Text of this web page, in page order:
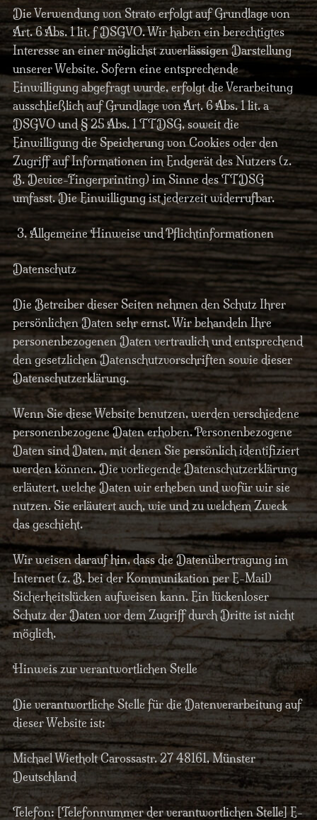
Die Verwendung von Strato erfolgt auf Grundlage von
Art. 6 Abs. 1 lit. f DSGVO. Wir haben ein berechtigtes
Interesse an einer möglichst zuverlässigen Darstellung
unserer Website. Sofern eine entsprechende
Einwilligung abgefragt wurde, erfolgt die Verarbeitung
ausschließlich auf Grundlage von Art. 6 Abs. 1 lit. a
DSGVO und § 25 Abs. 1 TTDSG, soweit die
Einwilligung die Speicherung von Cookies oder den
Zugriff auf Informationen im Endgerät des Nutzers (z.
B. Device-Fingerprinting) im Sinne des TTDSG
umfasst. Die Einwilligung ist jederzeit widerrufbar.
Allgemeine Hinweise und Pflichtinformationen
Datenschutz
Die Betreiber dieser Seiten nehmen den Schutz Ihrer
persönlichen Daten sehr ernst. Wir behandeln Ihre
personenbezogenen Daten vertraulich und entsprechend
den gesetzlichen Datenschutzvorschriften sowie dieser
Datenschutzerklärung.
Wenn Sie diese Website benutzen, werden verschiedene
personenbezogene Daten erhoben. Personenbezogene
Daten sind Daten, mit denen Sie persönlich identifiziert
werden können. Die vorliegende Datenschutzerklärung
erläutert, welche Daten wir erheben und wofür wir sie
nutzen. Sie erläutert auch, wie und zu welchem Zweck
das geschieht.
Wir weisen darauf hin, dass die Datenübertragung im
Internet (z. B. bei der Kommunikation per E-Mail)
Sicherheitslücken aufweisen kann. Ein lückenloser
Schutz der Daten vor dem Zugriff durch Dritte ist nicht
möglich.
Hinweis zur verantwortlichen Stelle
Die verantwortliche Stelle für die Datenverarbeitung auf
dieser Website ist:
Michael Wietholt Carossastr. 27 48161, Münster
Deutschland
Telefon: [Telefonnummer der verantwortlichen Stelle] E-